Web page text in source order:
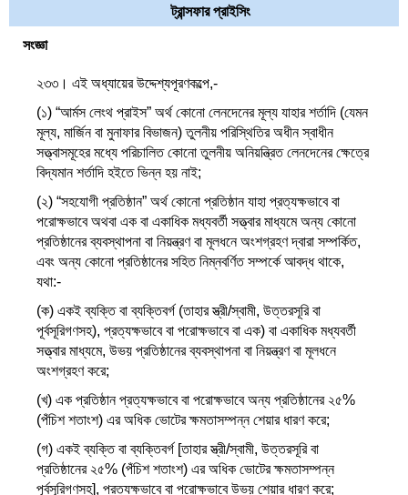
ট্রান্সফার প্রাইসিং
সংজ্ঞা
২৩৩। এই অধ্যায়ের উদ্দেশ্যপূরণকল্পে,-
(১) “আর্মস লেংথ প্রাইস” অর্থ কোনো লেনদেনের মূল্য যাহার শর্তাদি (যেমন
মূল্য, মার্জিন বা মুনাফার বিভাজন) তুলনীয় পরিস্থিতির অধীন স্বাধীন
সত্ত্বাসমূহের মধ্যে পরিচালিত কোনো তুলনীয় অনিয়ন্ত্রিত লেনদেনের ক্ষেত্রে
বিদ্যমান শর্তাদি হইতে ভিন্ন হয় নাই;
(২) “সহযোগী প্রতিষ্ঠান” অর্থ কোনো প্রতিষ্ঠান যাহা প্রত্যক্ষভাবে বা
পরোক্ষভাবে অথবা এক বা একাধিক মধ্যবর্তী সত্ত্বার মাধ্যমে অন্য কোনো
প্রতিষ্ঠানের ব্যবস্থাপনা বা নিয়ন্ত্রণ বা মূলধনে অংশগ্রহণ দ্বারা সম্পর্কিত,
এবং অন্য কোনো প্রতিষ্ঠানের সহিত নিম্নবর্ণিত সম্পর্কে আবদ্ধ থাকে,
যথা:-
(ক) একই ব্যক্তি বা ব্যক্তিবর্গ (তাহার স্ত্রী/স্বামী, উত্তরসূরি বা
পূর্বসূরিগণসহ), প্রত্যক্ষভাবে বা পরোক্ষভাবে বা এক) বা একাধিক মধ্যবর্তী
সত্ত্বার মাধ্যমে, উভয় প্রতিষ্ঠানের ব্যবস্থাপনা বা নিয়ন্ত্রণ বা মূলধনে
অংশগ্রহণ করে;
(খ) এক প্রতিষ্ঠান প্রত্যক্ষভাবে বা পরোক্ষভাবে অন্য প্রতিষ্ঠানের ২৫%
(পঁচিশ শতাংশ) এর অধিক ভোটের ক্ষমতাসম্পন্ন শেয়ার ধারণ করে;
(গ) একই ব্যক্তি বা ব্যক্তিবর্গ [তাহার স্ত্রী/স্বামী, উত্তরসূরি বা
প্রতিষ্ঠানের ২৫% (পঁচিশ শতাংশ) এর অধিক ভোটের ক্ষমতাসম্পন্ন
পূর্বসূরিগণসহ], প্রত্যক্ষভাবে বা পরোক্ষভাবে উভয় শেয়ার ধারণ করে;